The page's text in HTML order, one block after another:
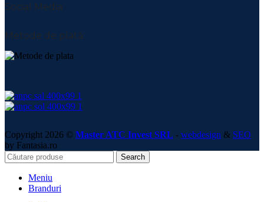
Social Media:
Metode de plată:
Copyright 2026 © Master ATC Invest SRL - webdesign & SEO
by Fantasia.ro
Search
Meniu
Branduri